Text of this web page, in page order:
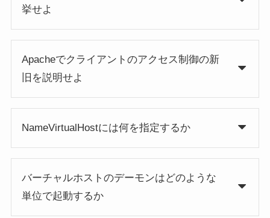
挙せよ
Apacheでクライアントのアクセス制御の新
旧を説明せよ
NameVirtualHostには何を指定するか
バーチャルホストのデーモンはどのような
単位で起動するか